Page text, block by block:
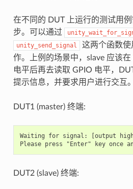
在不同的 DUT 上运行的测试用
步。可以通过
unity_send_signal
这两个函数使
作。上例的场景中，slave 应该
电平后再去读取 GPIO 电平，
提示信息，并要求用户进行交互。
DUT1 (master) 终端:
Waiting for signal: [output
DUT2 (slave) 终端: